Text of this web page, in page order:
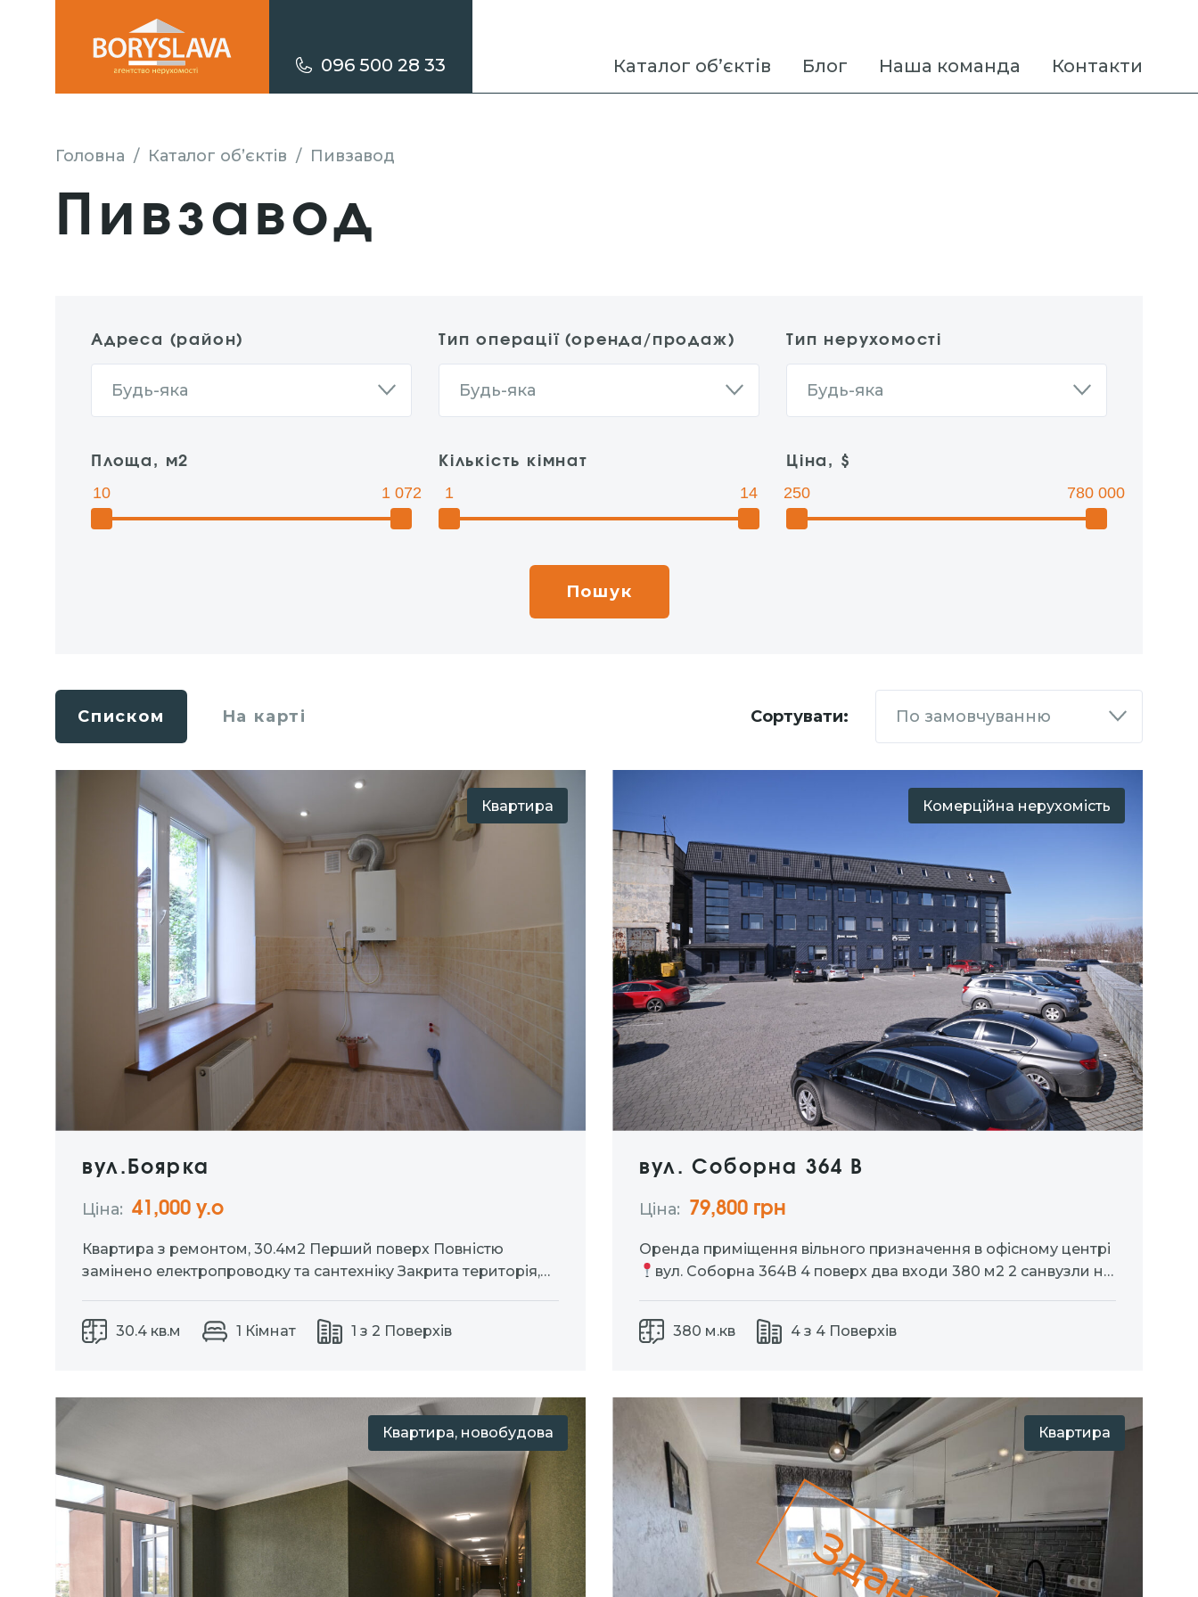
096 500 28 33 Каталог об’єктів Блог Наша команда Контакти
Головна / Каталог об’єктів / Пивзавод
Пивзавод
Адреса (район)
Будь-яка
Тип операції (оренда/продаж)
Будь-яка
Тип нерухомості
Будь-яка
Площа, м2
10 1 072
Кількість кімнат
1 14
Ціна, $
250 780 000
Списком На карті Сортувати: По замовчуванню
Квартира
вул.Боярка
Ціна: 41,000 у.о
Квартира з ремонтом, 30.4м2 Перший поверх Повністю
замінено електропроводку та сантехніку Закрита територія,
30.4 кв.м 1 Кімнат 1 з 2 Поверхів
Комерційна нерухомість
вул. Соборна 364 В
Ціна: 79,800 грн
Оренда приміщення вільного призначення в офісному центрі
вул. Соборна 364В 4 поверх два входи 380 м2 2 санвузли на
охолодження приміщення за допомогою сучасного
теплового насоса (ефективне опалення взимку та
380 м.кв 4 з 4 Поверхів
Квартира, новобудова Квартира